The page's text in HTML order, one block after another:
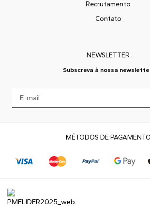
Recrutamento
Contato
NEWSLETTER
Subscreva à nossa
MÉTODOS DE PAGAMENTO